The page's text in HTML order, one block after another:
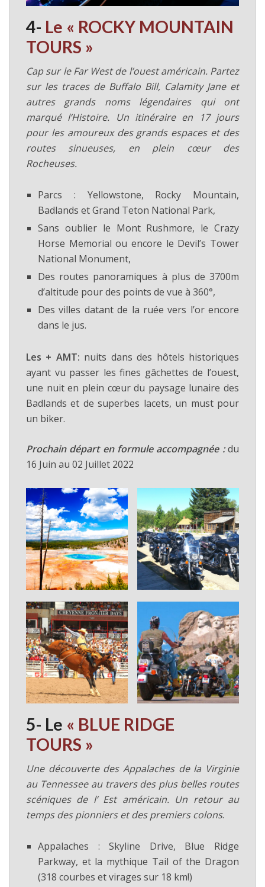
4- Le « ROCKY MOUNTAIN
TOURS »
Cap sur le Far West de l’ouest américain. Partez
sur les traces de Buffalo Bill, Calamity Jane et
autres grands noms légendaires qui ont
marqué l’Histoire. Un itinéraire en 17 jours
pour les amoureux des grands espaces et des
routes sinueuses, en plein cœur des
Rocheuses.
Parcs : Yellowstone, Rocky Mountain,
Badlands et Grand Teton National Park,
Sans oublier le Mont Rushmore, le Crazy
Horse Memorial ou encore le Devil’s Tower
National Monument,
Des routes panoramiques à plus de 3700m
d’altitude pour des points de vue à 360°,
Des villes datant de la ruée vers l’or encore
dans le jus.
Les + AMT: nuits dans des hôtels historiques
ayant vu passer les fines gâchettes de l’ouest,
une nuit en plein cœur du paysage lunaire des
Badlands et de superbes lacets, un must pour
un biker.
Prochain départ en formule accompagnée :du
16 Juin au 02 Juillet 2022
5- Le « BLUE RIDGE
TOURS »
Une découverte des Appalaches de la Virginie
au Tennessee au travers des plus belles routes
scéniques de l’ Est américain. Un retour au
temps des pionniers et des premiers colons.
Appalaches : Skyline Drive, Blue Ridge
Parkway, et la mythique Tail of the Dragon
(318 courbes et virages sur 18 km!)